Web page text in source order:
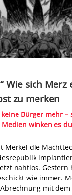
Wie sich
zu merken
Bürger mehr –
winken es
Merkel die
nahtlos. Gestern
wie immer.
mit dem